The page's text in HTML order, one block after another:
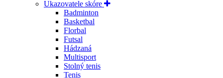
Ukazovatele skóre
Badminton
Basketbal
Florbal
Futsal
Hádzaná
Multisport
Stolný tenis
Tenis